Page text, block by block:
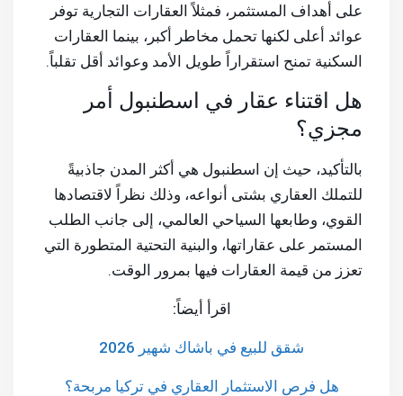
على أهداف المستثمر، فمثلاً العقارات التجارية توفر
عوائد أعلى لكنها تحمل مخاطر أكبر، بينما العقارات
السكنية تمنح استقراراً طويل الأمد وعوائد أقل تقلباً.
هل اقتناء عقار في اسطنبول أمر
مجزي؟
بالتأكيد، حيث إن اسطنبول هي أكثر المدن جاذبيةً
للتملك العقاري بشتى أنواعه، وذلك نظراً لاقتصادها
القوي، وطابعها السياحي العالمي، إلى جانب الطلب
المستمر على عقاراتها، والبنية التحتية المتطورة التي
تعزز من قيمة العقارات فيها بمرور الوقت.
اقرأ أيضاً:
شقق للبيع في باشاك شهير 2026
هل فرص الاستثمار العقاري في تركيا مربحة؟